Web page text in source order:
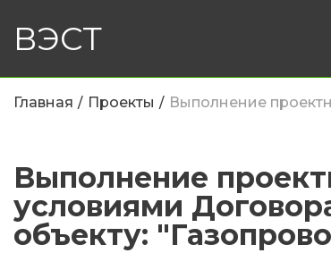
ВЭСТ
Главная Проекты
Выполнение
условиями
объекту: